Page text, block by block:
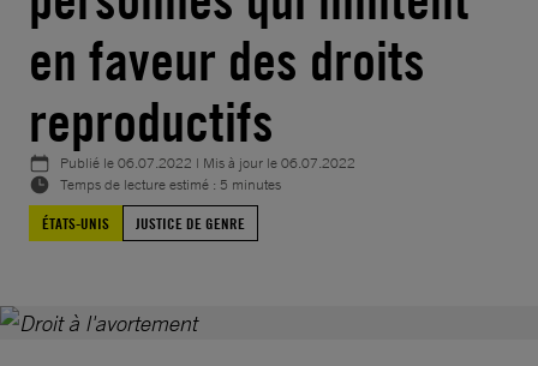
en faveur des droits
reproductifs
Publié le06.07.2022 | Mis à jour le06.07.2022
Temps de lecture estimé : 5 minutes
ÉTATS-UNIS
JUSTICE DE GENRE